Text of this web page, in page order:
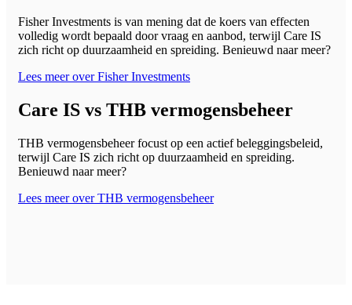
Fisher Investments is van mening dat de koers van effecten
volledig wordt bepaald door vraag en aanbod, terwijl Care IS
zich richt op duurzaamheid en spreiding. Benieuwd naar meer?
Lees meer over Fisher Investments
Care IS vs THB vermogensbeheer
THB vermogensbeheer focust op een actief beleggingsbeleid,
terwijl Care IS zich richt op duurzaamheid en spreiding.
Benieuwd naar meer?
Lees meer over THB vermogensbeheer